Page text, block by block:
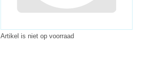
Artikel is niet op voorraad